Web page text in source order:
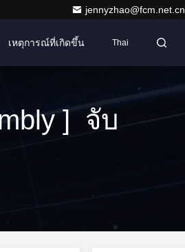
jennyzhao@fcm.net.cn
เหตุการณ์ที่เกิดขึ้น Thai
] จับ